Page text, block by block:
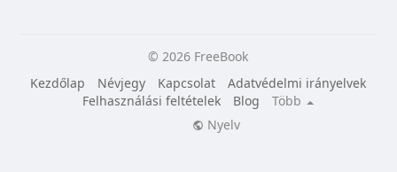
© 2026 FreeBook
Kezdőlap
Névjegy Kapcsolat
Adatvédelmi irányelvek
Felhasználási feltételek
Blog
Több
Nyelv